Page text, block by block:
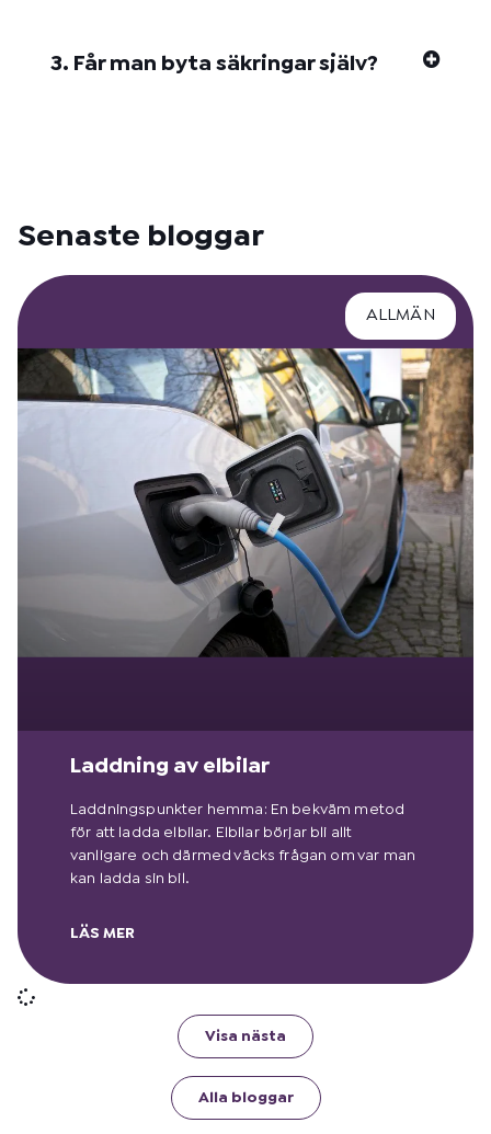
3. Får man byta säkringar själv?
Senaste bloggar
ALLMÄN
Laddning av elbilar
Laddningspunkter hemma: En bekväm metod
för att ladda elbilar. Elbilar börjar bli allt
vanligare och därmed väcks frågan om var man
kan ladda sin bil.
LÄS MER
Visa nästa
Alla bloggar